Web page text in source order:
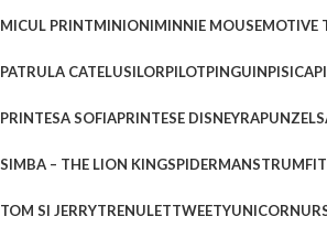
MICUL PRINTMINIONIMINNIE MOUSEMOTIVE
PATRULA CATELUSILORPILOTPINGUINPISICA
PRINTESA SOFIAPRINTESE DISNEYRAPUNZEL
SIMBA – THE LION KINGSPIDERMANSTRUMFI
TOM SI JERRYTRENULETTWEETYUNICORN